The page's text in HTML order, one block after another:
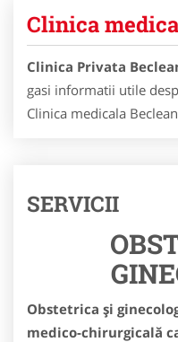
Clinica
Clinica Privata
gasi informatii utile
Clinica medicala
SERVICII
Obstetrica și
medico-chirurgicală